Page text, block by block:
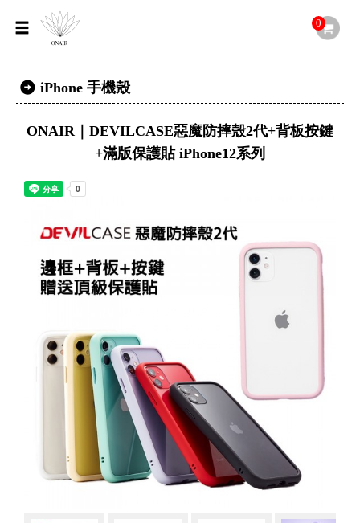
0
iPhone 手機殼
ONAIR｜DEVILCASE惡魔防摔殼2代+背板按鍵
+滿版保護貼 iPhone12系列